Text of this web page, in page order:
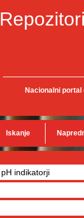
Nacionalni
Iskanje